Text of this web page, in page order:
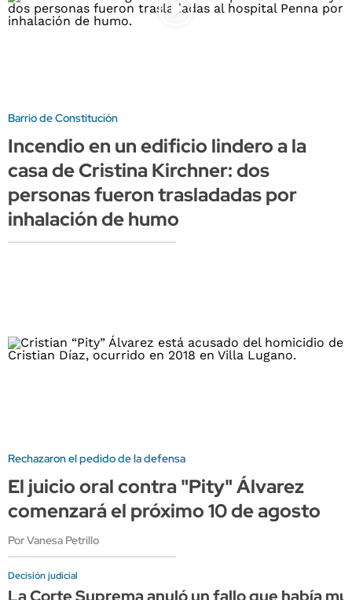
Barrio de Constitución
Incendio en un edificio lindero a la
casa de Cristina Kirchner: dos
personas fueron trasladadas por
inhalación de humo
Rechazaron el pedido de la defensa
El juicio oral contra "Pity" Álvarez
comenzará el próximo 10 de agosto
Por Vanesa Petrillo
Decisión judicial